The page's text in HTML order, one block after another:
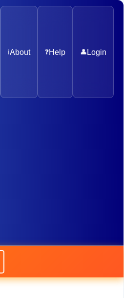
ℹ️About ❓Help 👤 Login